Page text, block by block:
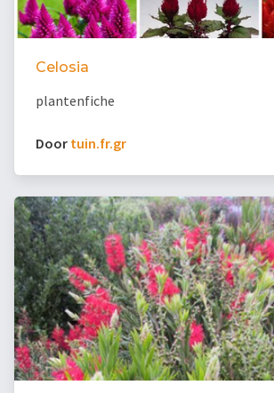
Celosia
plantenfiche
Door tuin.fr.gr